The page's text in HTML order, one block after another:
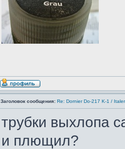
Заголовок сообщения: Re: Dornier Do-217 K-1 /
трубки выхлопа
и плющил?